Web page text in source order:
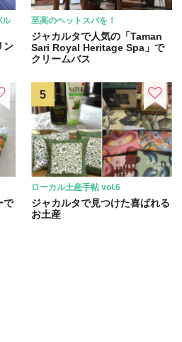
ル
ン
至高のヘットスパを！
ジャカルタで人気の「Taman
Sari Royal Heritage Spa」で
クリームバス
で
ローカル土産手帖 vol.6
ジャカルタで見つけた喜ばれる
お土産